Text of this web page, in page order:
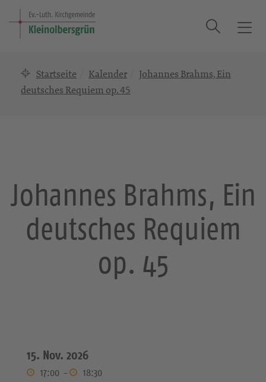
T
a
Suche
Startseite Kalender
Johannes Brahms, Ein
deutsches Requiem op. 45
Johannes Brahms, Ein
deutsches Requiem
op. 45
15. Nov. 2026
17:00 - 18:30